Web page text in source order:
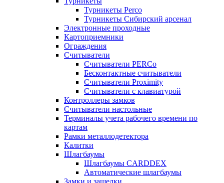
Турникеты Perco
Турникеты Сибирский арсенал
Электронные проходные
Картоприемники
Ограждения
Считыватели
Считыватели PERCo
Бесконтактные считыватели
Считыватели Proximity
Считыватели с клавиатурой
Контроллеры замков
Считыватели настольные
Терминалы учета рабочего времени по
картам
Рамки металлодетектора
Калитки
Шлагбаумы
Шлагбаумы CARDDEX
Автоматические шлагбаумы
Замки и защелки